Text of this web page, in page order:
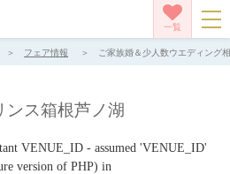
一覧
フェア情報 ご家族婚＆少人数ウエディング
ンス箱根芦ノ湖
VENUE_ID - assumed 'VENUE_ID'
version of PHP) in